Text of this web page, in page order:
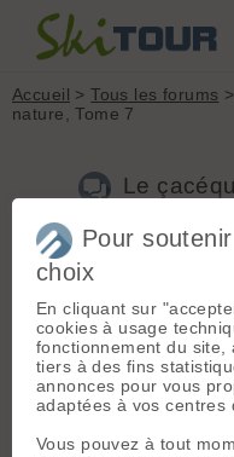
Accueil >Tous les forums >
nature, Tome 7
Le
Aller à la page :
Nouveau sujet Voir tous
S
savoy[1446 posts] -
Jura?
Pour
choix
En cliquant sur
cookies à usage
fonctionnement du site,
tiers à des fins
annonces pour vous
adaptées à vos centres
Vous pouvez à tout